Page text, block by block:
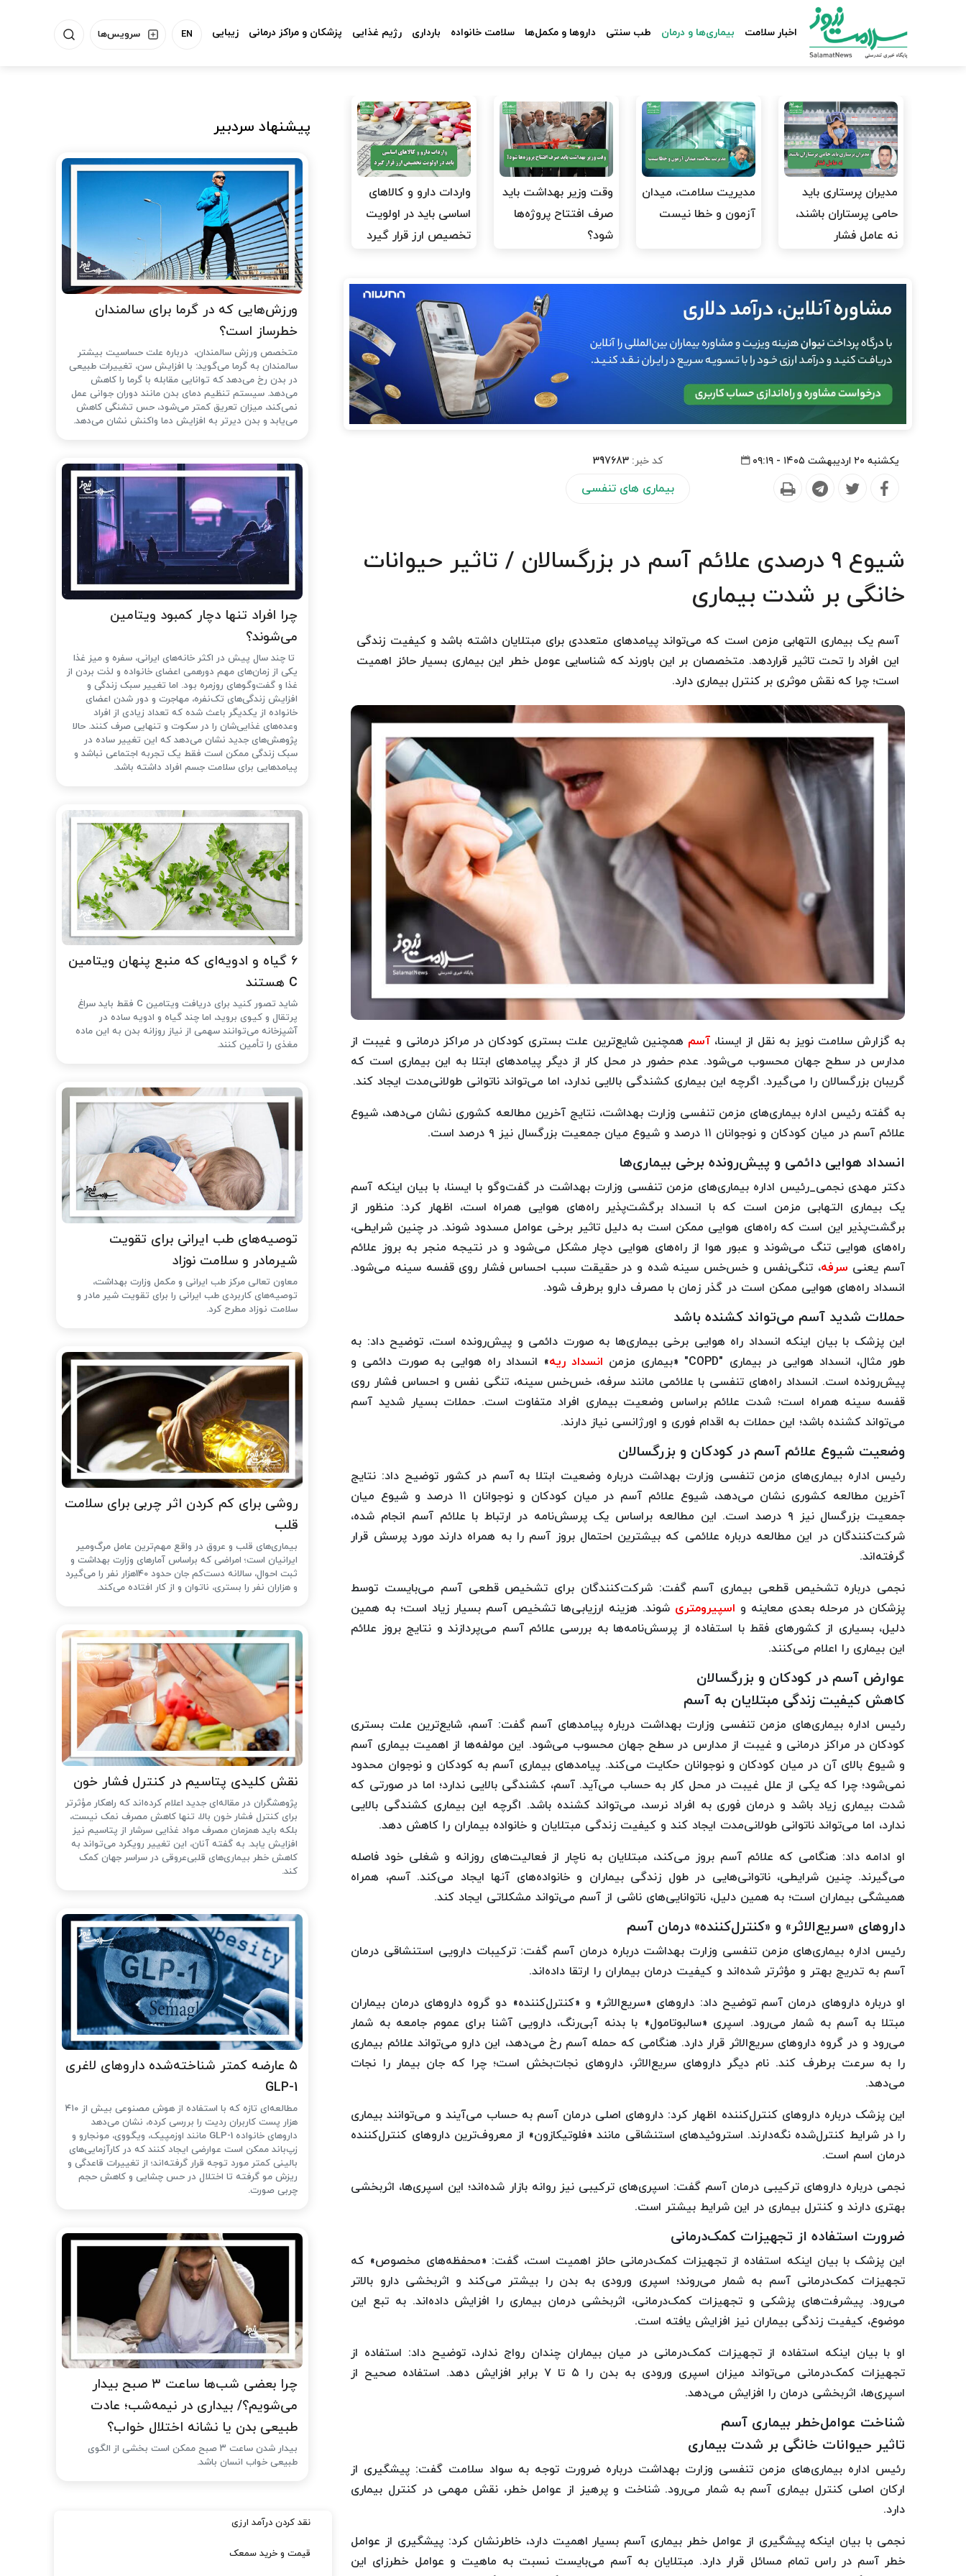
سرویس‌ها EN اخبار سلامت بیماری‌ها و درمان طب سنتی داروها و مکمل‌ها سلامت خانواده بارداری رژیم غذایی پزشکان و مراکز درمانی زیبایی
مدیران پرستاری باید
حامی پرستاران باشند،
نه عامل فشار
مدیریت سلامت، میدان
آزمون و خطا نیست
وقت وزیر بهداشت باید
صرف افتتاح پروژه‌ها
شود؟
واردات دارو و کالاهای
اساسی باید در اولویت
تخصیص ارز قرار گیرد
یکشنبه ۲۰ اردیبهشت ۱۴۰۵ - ۰۹:۱۹ کد خبر: 397683
بیماری های تنفسی
شیوع ۹ درصدی علائم آسم در بزرگسالان / تاثیر حیوانات
خانگی بر شدت بیماری
آسم یک بیماری التهابی مزمن است که می‌تواند پیامدهای متعددی برای مبتلایان داشته باشد و کیفیت زندگی
این افراد را تحت تاثیر قراردهد. متخصصان بر این باورند که شناسایی عومل خطر این بیماری بسیار حائز اهمیت
است؛ چرا که نقش موثری بر کنترل بیماری دارد.
به گزارش سلامت نویز به نقل از ایسنا،آسم همچنین شایع‌ترین علت بستری کودکان در مراکز درمانی و غیبت از
مدارس در سطح جهان محسوب می‌شود. عدم حضور در محل کار از دیگر پیامدهای ابتلا به این بیماری است که
گریبان بزرگسالان را می‌گیرد. اگرچه این بیماری کشندگی بالایی ندارد، اما می‌تواند ناتوانی طولانی‌مدت ایجاد کند.
به گفته رئیس اداره بیماری‌های مزمن تنفسی وزارت بهداشت، نتایج آخرین مطالعه کشوری نشان می‌دهد، شیوع
علائم آسم در میان کودکان و نوجوانان ۱۱ درصد و شیوع میان جمعیت بزرگسال نیز ۹ درصد است.
انسداد هوایی دائمی و پیش‌رونده برخی بیماری‌ها
دکتر مهدی نجمی_رئیس اداره بیماری‌های مزمن تنفسی وزارت بهداشت در گفت‌وگو با ایسنا، با بیان اینکه آسم
یک بیماری التهابی مزمن است که با انسداد برگشت‌پذیر راه‌های هوایی همراه است، اظهار کرد: منظور از
برگشت‌پذیر این است که راه‌های هوایی ممکن است به دلیل تاثیر برخی عوامل مسدود شوند. در چنین شرایطی،
راه‌های هوایی تنگ می‌شوند و عبور هوا از راه‌های هوایی دچار مشکل می‌شود و در نتیجه منجر به بروز علائم
آسم یعنی سرفه، تنگی‌نفس و خس‌خس سینه شده و در حقیقت سبب احساس فشار روی قفسه سینه می‌شود.
انسداد راه‌های هوایی ممکن است در گذر زمان با مصرف دارو برطرف شود.
حملات شدید آسم می‌تواند کشنده باشد
این پزشک با بیان اینکه انسداد راه هوایی برخی بیماری‌ها به صورت دائمی و پیش‌رونده است، توضیح داد: به
طور مثال، انسداد هوایی در بیماری "COPD" «بیماری مزمن
انسداد ریه» انسداد راه هوایی به صورت دائمی و
پیش‌رونده است. انسداد راه‌های تنفسی با علائمی مانند سرفه، خس‌خس سینه، تنگی نفس و احساس فشار روی
قفسه سینه همراه است؛ شدت علائم براساس وضعیت بیماری افراد متفاوت است. حملات بسیار شدید آسم
می‌تواند کشنده‌ باشد؛ این حملات به اقدام فوری و اورژانسی نیاز دارند.
وضعیت شیوع علائم آسم در کودکان و بزرگسالان
رئیس اداره بیماری‌های مزمن تنفسی وزارت بهداشت درباره وضعیت ابتلا به آسم در کشور توضیح داد: نتایج
آخرین مطالعه کشوری نشان می‌دهد، شیوع علائم آسم در میان کودکان و نوجوانان ۱۱ درصد و شیوع میان
جمعیت بزرگسال نیز ۹ درصد است. این مطالعه براساس یک پرسش‌نامه در ارتباط با علائم آسم انجام شده،
شرکت‌کنندگان در این مطالعه درباره علائمی که بیشترین احتمال بروز آسم را به همراه دارند مورد پرسش قرار
گرفته‌اند.
نجمی درباره تشخیص قطعی بیماری آسم گفت: شرکت‌کنندگان برای تشخیص قطعی آسم می‌بایست توسط
پزشکان در مرحله بعدی معاینه و اسپیرومتری شوند. هزینه ارزیابی‌ها تشخیص آسم بسیار زیاد است؛ به همین
دلیل، بسیاری از کشورهای فقط با استفاده از پرسش‌نامه‌ها به بررسی علائم آسم می‌پردازند و نتایج بروز علائم
این بیماری را اعلام می‌کنند.
عوارض آسم در کودکان و بزرگسالان
کاهش کیفیت زندگی مبتلایان به آسم
رئیس اداره بیماری‌های مزمن تنفسی وزارت بهداشت درباره پیامدهای آسم گفت: آسم، شایع‌ترین علت بستری
کودکان در مراکز درمانی و غیبت از مدارس در سطح جهان محسوب می‌شود. این مولفه‌ها از اهمیت بیماری آسم
و شیوع بالای آن در میان کودکان و نوجوانان حکایت می‌کند. پیامدهای بیماری آسم به کودکان و نوجوان محدود
نمی‌شود؛ چرا که یکی از علل غیبت در محل کار به حساب می‌آید. آسم، کشندگی بالایی ندارد؛ اما در صورتی که
شدت بیماری زیاد باشد و درمان فوری به افراد نرسد، می‌تواند کشنده باشد. اگرچه این بیماری کشندگی بالایی
ندارد، اما می‌تواند ناتوانی طولانی‌مدت ایجاد کند و کیفیت زندگی مبتلایان و خانواده بیماران را کاهش دهد.
او ادامه داد: هنگامی که علائم آسم بروز می‌کند، مبتلایان به ناچار از فعالیت‌های روزانه و شغلی خود فاصله‌
می‌گیرند. چنین شرایطی، ناتوانی‌هایی در طول زندگی بیماران و خانواده‌های آنها ایجاد می‌کند. آسم، همراه
همیشگی بیماران است؛ به همین دلیل، ناتوانایی‌های ناشی از آسم می‌تواند مشکلاتی ایجاد کند.
داروهای «سریع‌الاثر» و «کنترل‌کننده» درمان آسم
رئیس اداره بیماری‌های مزمن تنفسی وزارت بهداشت درباره درمان آسم گفت: ترکیبات دارویی استنشاقی درمان
آسم به تدریج بهتر و مؤثرتر شده‌اند و کیفیت درمان بیماران را ارتقا داده‌اند.
او درباره داروهای درمان آسم توضیح داد: داروهای «سریع‌الاثر» و «کنترل‌کننده» دو گروه داروهای درمان بیماران
مبتلا به آسم به شمار می‌رود. اسپری «سالبوتامول» با بدنه آبی‌رنگ، دارویی آشنا برای عموم جامعه به شمار
می‌رود و در گروه داروهای سریع‌الاثر قرار دارد. هنگامی که حمله آسم رخ می‌دهد، این دارو می‌تواند علائم بیماری
را به سرعت برطرف کند. نام دیگر داروهای سریع‌الاثر، داروهای نجات‌بخش است؛ چرا که جان بیمار را نجات
می‌دهد.
این پزشک درباره داروهای کنترل‌کننده اظهار کرد: داروهای اصلی درمان آسم به حساب می‌آیند و می‌توانند بیماری
را در شرایط کنترل‌شده نگه‌دارند. استروئیدهای استنشاقی مانند «فلوتیکازون» از معروف‌ترین داروهای کنترل‌کننده
درمان اسم است.
نجمی درباره داروهای ترکیبی درمان آسم گفت: اسپری‌های ترکیبی نیز روانه بازار شده‌اند؛ این اسپری‌ها، اثربخشی
بهتری دارند و کنترل بیماری در این شرایط بیشتر است.
ضرورت استفاده از تجهیزات کمک‌درمانی
این پزشک با بیان اینکه استفاده از تجهیزات کمک‌درمانی حائز اهمیت است، گفت: «محفظه‌های مخصوص» که
تجهیزات کمک‌درمانی آسم به شمار می‌روند؛ اسپری ورودی به بدن را بیشتر می‌کند و اثربخشی دارو بالاتر
می‌رود. پیشرفت‌های پزشکی و تجهیزات کمک‌درمانی، اثربخشی درمان بیماری را افزایش داده‌اند. به تبع این
موضوع، کیفیت زندگی بیماران نیز افزایش یافته است.
او با بیان اینکه استفاده از تجهیزات کمک‌درمانی در میان بیماران چندان رواج ندارد، توضیح داد: استفاده از
تجهیزات کمک‌درمانی می‌تواند میزان اسپری ورودی به بدن را ۵ تا ۷ برابر افزایش دهد. استفاده صحیح از
اسپری‌ها، اثربخشی درمان را افزایش می‌دهد.
شناخت عوامل‌خطر بیماری آسم
تاثیر حیوانات خانگی بر شدت بیماری
رئیس اداره بیماری‌های مزمن تنفسی وزارت بهداشت درباره ضرورت توجه به سواد سلامت گفت: پیشگیری از
ارکان اصلی کنترل بیماری آسم به شمار می‌رود. شناخت و پرهیز از عوامل خطر، نقش مهمی در کنترل بیماری
دارد.
نجمی با بیان اینکه پیشگیری از عوامل خطر بیماری آسم بسیار اهمیت دارد، خاطرنشان کرد: پیشگیری از عوامل
خطر آسم در راس تمام مسائل قرار دارد. مبتلایان به آسم می‌بایست نسبت به ماهیت و عوامل خطرزای این
پیشنهاد سردبیر
ورزش‌هایی که در گرما برای سالمندان
خطرساز است؟
متخصص ورزش سالمندان، درباره علت حساسیت بیشتر
سالمندان به گرما می‌گوید: با افزایش سن، تغییرات طبیعی
در بدن رخ می‌دهد که توانایی مقابله با گرما را کاهش
می‌دهد. سیستم تنظیم دمای بدن مانند دوران جوانی عمل
نمی‌کند، میزان تعریق کمتر می‌شود، حس تشنگی کاهش
می‌یابد و بدن دیرتر به افزایش دما واکنش نشان می‌دهد.
چرا افراد تنها دچار کمبود ویتامین
می‌شوند؟
تا چند سال پیش در اکثر خانه‌های ایرانی، سفره و میز غذا
یکی از زمان‌های مهم دورهمی اعضای خانواده و لذت بردن از
غذا و گفت‌وگوهای روزمره بود. اما تغییر سبک زندگی و
افزایش زندگی‌های تک‌نفره، مهاجرت و دور شدن اعضای
خانواده از یکدیگر باعث شده که تعداد زیادی از افراد
وعده‌های غذایی‌شان را در سکوت و تنهایی صرف کنند. حالا
پژوهش‌های جدید نشان می‌دهد که این تغییر ساده در
سبک زندگی ممکن است فقط یک تجربه اجتماعی نباشد و
پیامدهایی برای سلامت جسم افراد داشته باشد.
۶ گیاه و ادویه‌ای که منبع پنهان ویتامین
C هستند
شاید تصور کنید برای دریافت ویتامین C فقط باید سراغ
پرتقال و کیوی بروید، اما چند گیاه و ادویه ساده در
آشپزخانه می‌توانند سهمی از نیاز روزانه بدن به این ماده
مغذی را تأمین کنند.
توصیه‌های طب ایرانی برای تقویت
شیرمادر و سلامت نوزاد
معاون تعالی مرکز طب ایرانی و مکمل وزارت بهداشت،
توصیه‌های کاربردی طب ایرانی را برای تقویت شیر مادر و
سلامت نوزاد مطرح کرد.
روشی برای کم کردن اثر چربی برای سلامت
قلب
بیماری‌های قلب و عروق در واقع مهم‌ترین عامل مرگ‌ومیر
ایرانیان است؛ امراضی که براساس آمارهای وزارت بهداشت و
ثبت احوال، سالانه دست‌کم جان حدود 140هزار نفر را می‌گیرد
و هزاران نفر را بستری، ناتوان و از کار افتاده می‌کند.
نقش کلیدی پتاسیم در کنترل فشار خون
پژوهشگران در مقاله‌ای جدید اعلام کرده‌اند که راهکار مؤثرتر
برای کنترل فشار خون بالا، تنها کاهش مصرف نمک نیست،
بلکه باید همزمان مصرف مواد غذایی سرشار از پتاسیم نیز
افزایش یابد. به گفته آنان، این تغییر رویکرد می‌تواند به
کاهش خطر بیماری‌های قلبی‌عروقی در سراسر جهان کمک
کند.
۵ عارضه کمتر شناخته‌شده داروهای لاغری
GLP-1
مطالعه‌ای تازه که با استفاده از هوش مصنوعی بیش از ۴۱۰
هزار پست کاربران ردیت را بررسی کرده، نشان می‌دهد
داروهای خانواده GLP-1 مانند اوزمپیک، ویگووی، مونجارو و
زپ‌باند ممکن است عوارضی ایجاد کنند که در کارآزمایی‌های
بالینی کمتر مورد توجه قرار گرفته‌اند؛ از تغییرات قاعدگی و
ریزش مو گرفته تا اختلال در حس چشایی و کاهش حجم
چربی صورت.
چرا بعضی شب‌ها ساعت ۳ صبح بیدار
می‌شویم؟/ بیداری در نیمه‌شب؛ عادت
طبیعی بدن یا نشانه اختلال خواب؟
بیدار شدن ساعت ۳ صبح ممکن است بخشی از الگوی
طبیعی خواب انسان باشد.
نقد کردن درآمد ارزی
قیمت و خرید سمعک